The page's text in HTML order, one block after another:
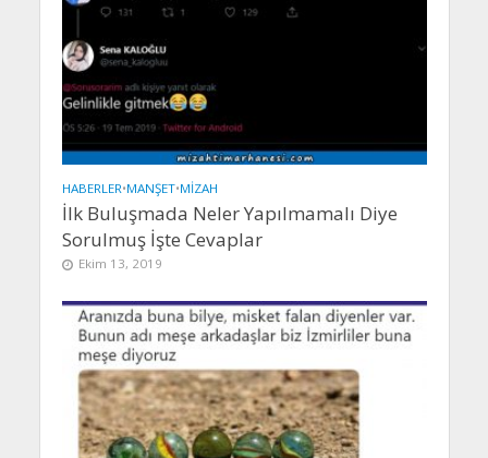
HABERLER•MANŞET•MIZAH
İlk Buluşmada Neler Yapılmamalı Diye
Sorulmuş İşte Cevaplar
Ekim 13, 2019